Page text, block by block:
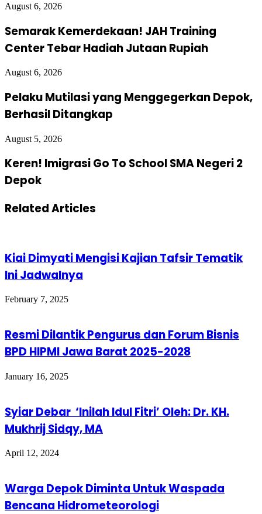
August 6, 2026
Semarak Kemerdekaan! JAH Training
Center Tebar Hadiah Jutaan Rupiah
August 6, 2026
Pelaku Mutilasi yang Menggegerkan Depok,
Berhasil Ditangkap
August 5, 2026
Keren! Imigrasi Go To School SMA Negeri 2
Depok
Related Articles
Kiai Dimyati Mengisi Kajian Tafsir Tematik
Ini Jadwalnya
February 7, 2025
Resmi Dilantik Pengurus dan Forum Bisnis
BPD HIPMI Jawa Barat 2025-2028
January 16, 2025
Syiar Debar ‘Inilah Idul Fitri’ Oleh: Dr. KH.
Mukhrij Sidqy, MA
April 12, 2024
Warga Depok Diminta Untuk Waspada
Bencana Hidrometeorologi